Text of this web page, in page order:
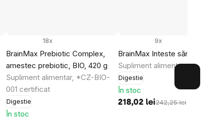
BrainMax Prebiotic Complex,
amestec prebiotic, BIO, 420 g
Supliment alimentar, *CZ-BIO-
001 certificat
Digestie
18x
În stoc
BrainMax Inteste sănătoase
Supliment alimentar
Digestie
9x
În stoc
218,02 lei242,25 lei